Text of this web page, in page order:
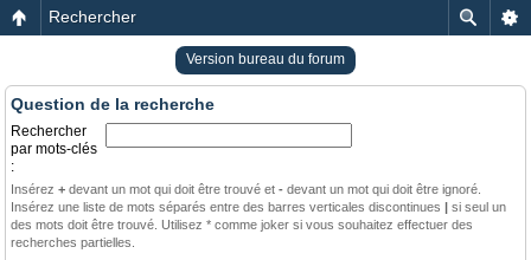
Rechercher
Version bureau du forum
Question de la recherche
Rechercher
par mots-clés
:
Insérez + devant un mot qui doit être trouvé et - devant un mot qui doit être ignoré.
Insérez une liste de mots séparés entre des barres verticales discontinues | si seul un
des mots doit être trouvé. Utilisez * comme joker si vous souhaitez effectuer des
recherches partielles.